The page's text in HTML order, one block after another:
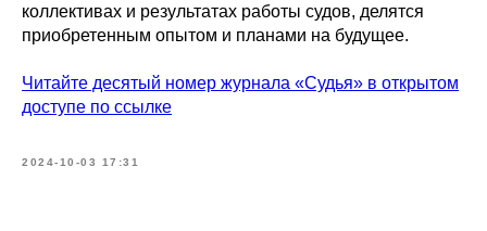
коллективах и результатах работы судов, делятся
приобретенным опытом и планами на будущее.
Читайте десятый номер журнала «Судья» в открытом
доступе по ссылке
2024-10-03 17:31